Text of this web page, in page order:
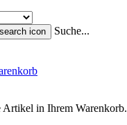
Suche...
Artikel in Ihrem Warenkorb.